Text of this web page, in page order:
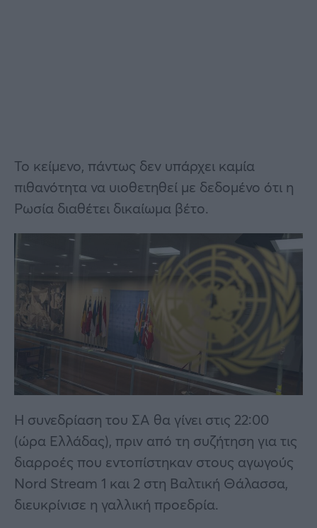
Το κείμενο, πάντως δεν υπάρχει καμία
πιθανότητα να υιοθετηθεί με δεδομένο ότι η
Ρωσία διαθέτει δικαίωμα βέτο.
Η συνεδρίαση του ΣΑ θα γίνει στις 22:00
(ώρα Ελλάδας), πριν από τη συζήτηση για τις
διαρροές που εντοπίστηκαν στους αγωγούς
Nord Stream 1 και 2 στη Βαλτική Θάλασσα,
διευκρίνισε η γαλλική προεδρία.